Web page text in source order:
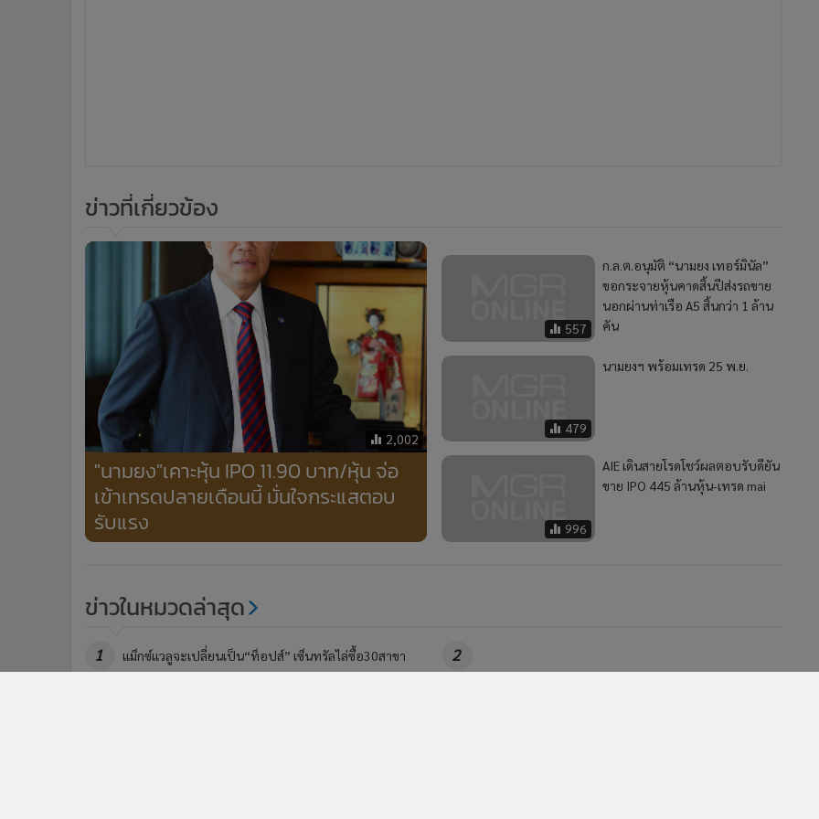
ข่าวที่เกี่ยวข้อง
2,002
"นามยง"เคาะหุ้น IPO 11.90 บาท/หุ้น จ่อ
เข้าเทรดปลายเดือนนี้ มั่นใจกระแสตอบ
รับแรง
557
ก.ล.ต.อนุมัติ “นามยง เทอร์มินัล”
ขอกระจายหุ้นคาดสิ้นปีส่งรถขาย
นอกผ่านท่าเรือ A5 สิ้นกว่า 1 ล้าน
คัน
479
นามยงฯ พร้อมเทรด 25 พ.ย.
996
AIE เดินสายโรดโชว์ผลตอบรับดียัน
ขาย IPO 445 ล้านหุ้น-เทรด mai
ข่าวในหมวดล่าสุด
1 แม็กซ์แวลูจะเปลี่ยนเป็น“ท็อปส์” เซ็นทรัลไล่ซื้อ30สาขา 2
นโยบายสิท